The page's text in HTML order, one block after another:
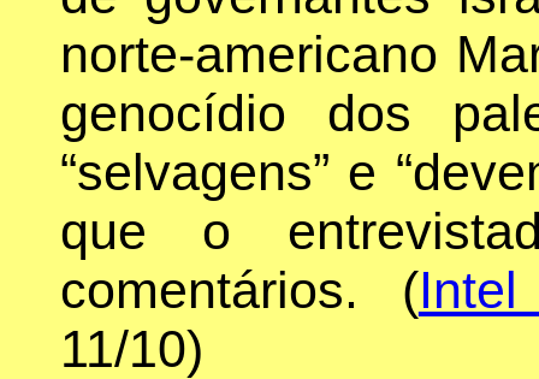
norte-americano
genocídio dos
“selvagens” e
que o
comentários. (
11/10)